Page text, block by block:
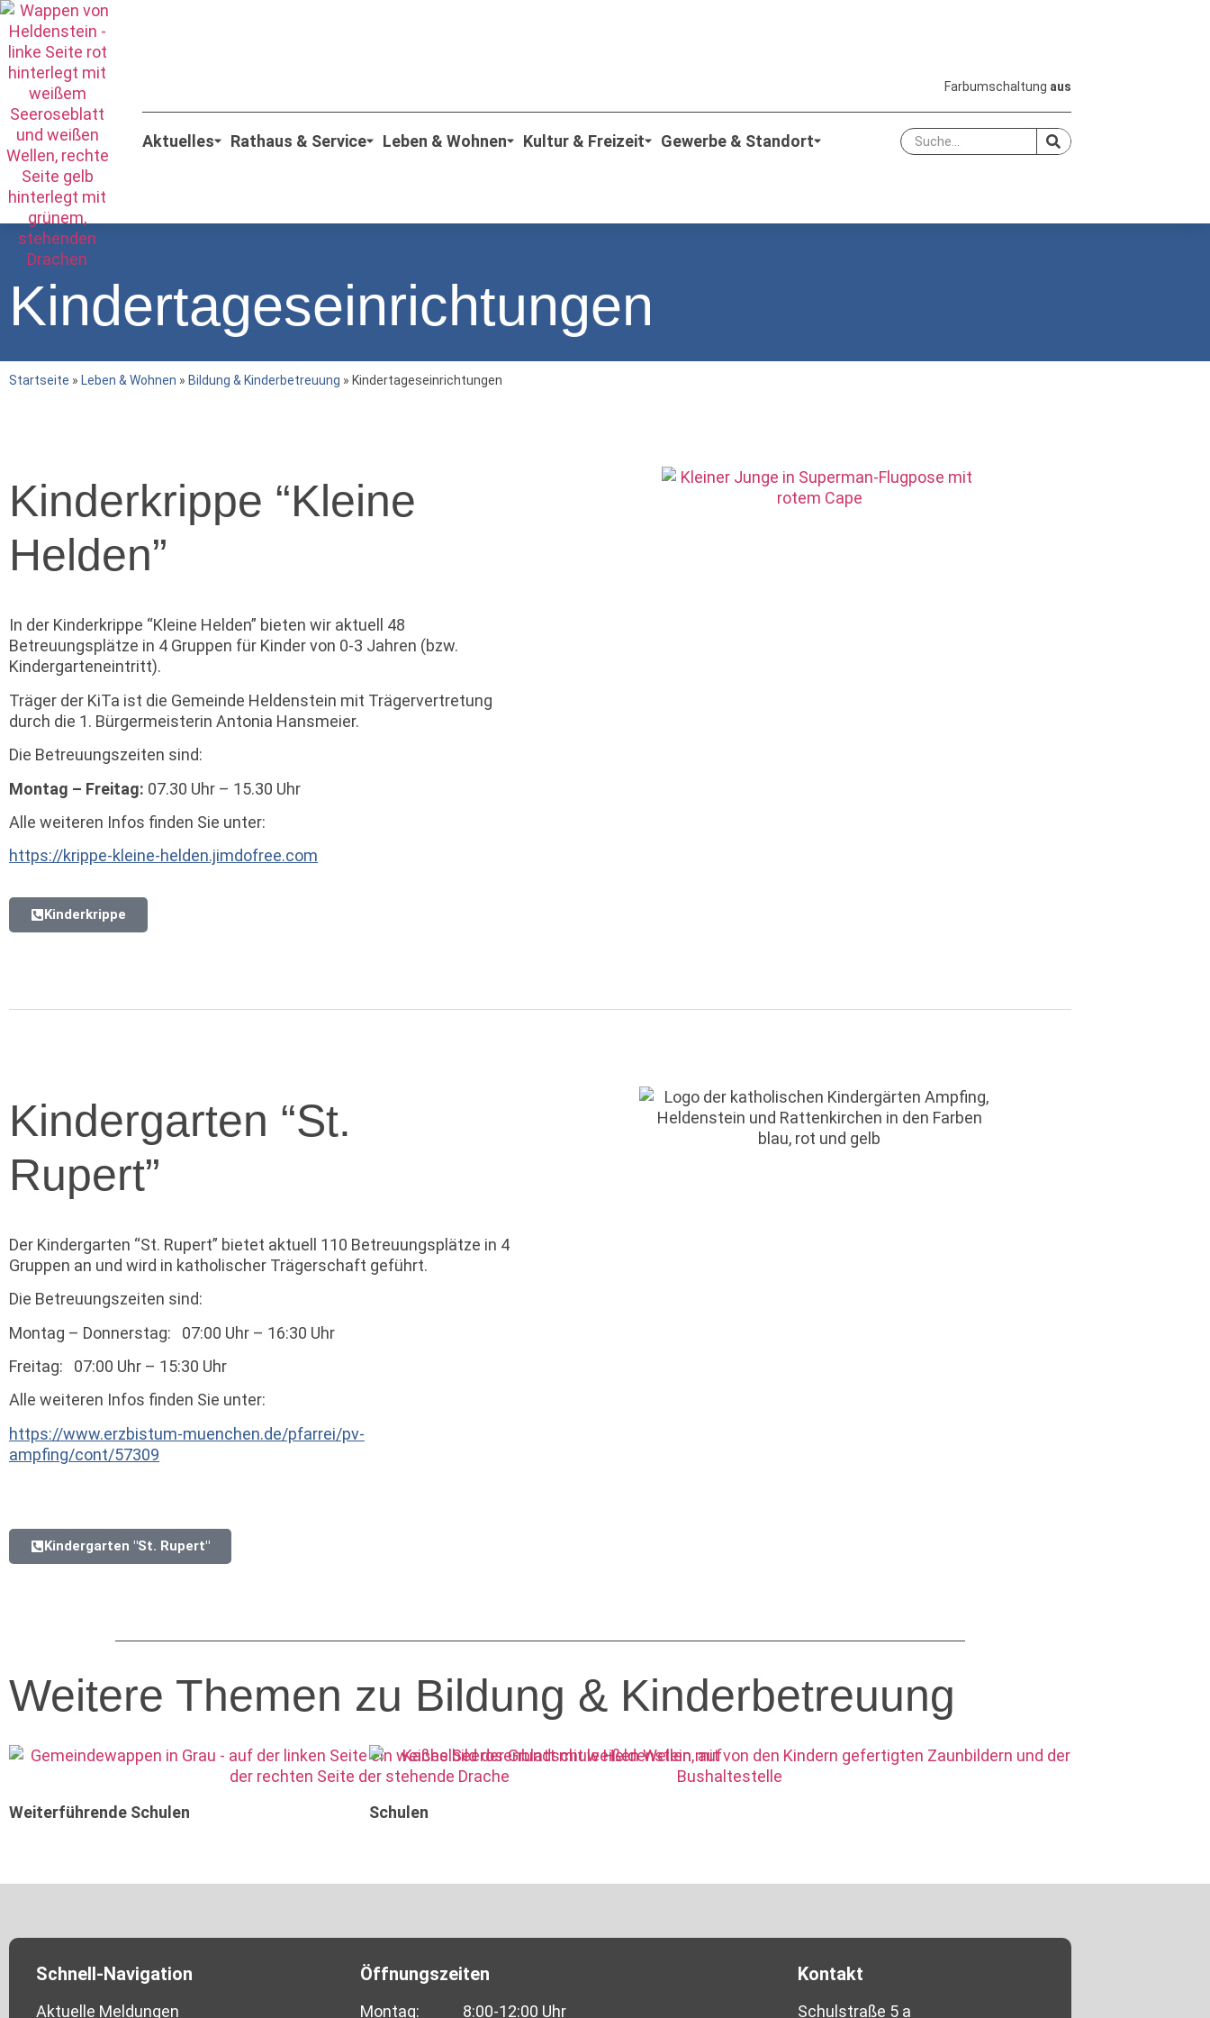
Farbumschaltung aus
Aktuelles Rathaus & Service Leben & Wohnen Kultur & Freizeit Gewerbe & Standort
Kindertageseinrichtungen
Startseite » Leben & Wohnen » Bildung & Kinderbetreuung » Kindertageseinrichtungen
Kinderkrippe “Kleine
Helden”
In der Kinderkrippe “Kleine Helden” bieten wir aktuell 48
Betreuungsplätze in 4 Gruppen für Kinder von 0-3 Jahren (bzw.
Kindergarteneintritt).
Träger der KiTa ist die Gemeinde Heldenstein mit Trägervertretung
durch die 1. Bürgermeisterin Antonia Hansmeier.
Die Betreuungszeiten sind:
Montag – Freitag: 07.30 Uhr – 15.30 Uhr
Alle weiteren Infos finden Sie unter:
https://krippe-kleine-helden.jimdofree.com
Kinderkrippe
Kindergarten “St.
Rupert”
Der Kindergarten “St. Rupert” bietet aktuell 110 Betreuungsplätze in 4
Gruppen an und wird in katholischer Trägerschaft geführt.
Die Betreuungszeiten sind:
Montag – Donnerstag: 07:00 Uhr – 16:30 Uhr
Freitag: 07:00 Uhr – 15:30 Uhr
Alle weiteren Infos finden Sie unter:
https://www.erzbistum-muenchen.de/pfarrei/pv-
ampfing/cont/57309
Kindergarten "St. Rupert"
Weitere Themen zu Bildung & Kinderbetreuung
Weiterführende Schulen Schulen
Schnell-Navigation
Aktuelle Meldungen
Öffnungszeiten
Montag: 8:00-12:00 Uhr
Kontakt
Schulstraße 5 a